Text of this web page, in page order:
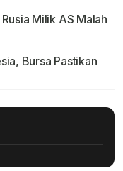
Milik AS Malah
Bursa Pastikan